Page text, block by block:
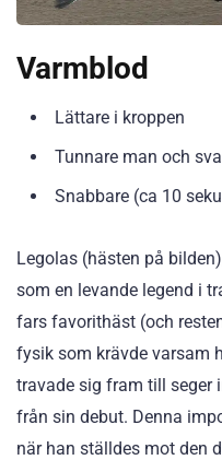
Varmblod
Lättare i kroppen
Tunnare man och
Snabbare (ca 10
Legolas (hästen på
som en levande legend i
fars favorithäst (och
fysik som krävde varsam
travade sig fram till seger
från sin debut. Denna
när han ställdes mot den